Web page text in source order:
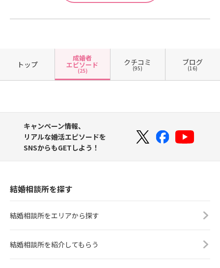
トップ
成婚者
エピソード
(25)
クチコミ
(95)
ブログ
(16)
キャンペーン情報、
リアルな婚活エピソードを
SNSからもGETしよう！
結婚相談所を探す
結婚相談所をエリアから探す
結婚相談所を紹介してもらう